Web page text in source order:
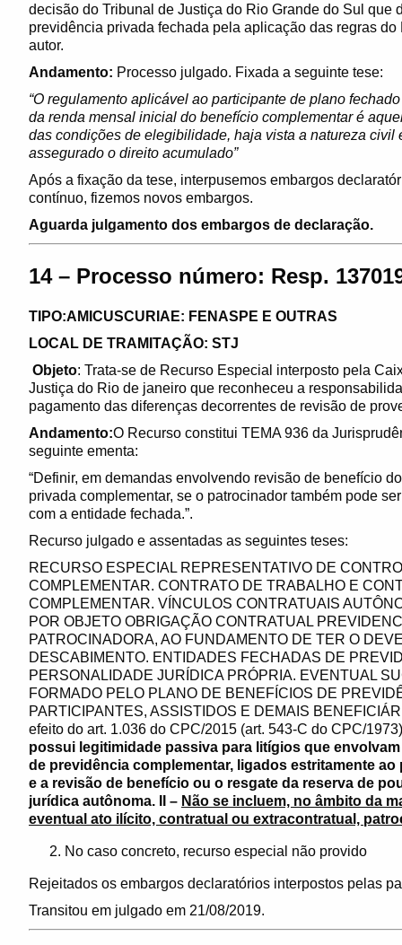
decisão do Tribunal de Justiça do Rio Grande do Sul que
previdência privada fechada pela aplicação das regras
autor.
Andamento: Processo julgado. Fixada a seguinte tese:
“O regulamento aplicável ao participante de plano
da renda mensal inicial do benefício complementar é
das condições de elegibilidade, haja vista a natureza civil
assegurado o direito acumulado”
Após a fixação da tese, interpusemos embargos
contínuo, fizemos novos embargos.
Aguarda julgamento dos embargos de declaração.
14 – Processo número: Resp.
TIPO:AMICUSCURIAE: FENASPE E OUTRAS
LOCAL DE TRAMITAÇÃO: STJ
Objeto: Trata-se de Recurso Especial interposto pela
Justiça do Rio de janeiro que reconheceu a
pagamento das diferenças decorrentes de revisão de
Andamento:O Recurso constitui TEMA 936 da
seguinte ementa:
“Definir, em demandas envolvendo revisão de benefício
privada complementar, se o patrocinador também pode
com a entidade fechada.”.
Recurso julgado e assentadas as seguintes teses:
RECURSO ESPECIAL REPRESENTATIVO DE
COMPLEMENTAR. CONTRATO DE TRABALHO E
COMPLEMENTAR. VÍNCULOS CONTRATUAIS
POR OBJETO OBRIGAÇÃO CONTRATUAL
PATROCINADORA, AO FUNDAMENTO DE TER O
DESCABIMENTO. ENTIDADES FECHADAS DE
PERSONALIDADE JURÍDICA PRÓPRIA. EVENTUAL
FORMADO PELO PLANO DE BENEFÍCIOS DE
PARTICIPANTES, ASSISTIDOS E DEMAIS
efeito do art. 1.036 do CPC/2015 (art. 543-C do CPC/
possui legitimidade passiva para litígios que
de previdência complementar, ligados estritamente
e a revisão de benefício ou o resgate da reserva de
jurídica autônoma. II – Não se incluem, no âmbito da
eventual ato ilícito, contratual ou extracontratual,
No caso concreto, recurso especial não provido
Rejeitados os embargos declaratórios interpostos pelas
Transitou em julgado em 21/08/2019.